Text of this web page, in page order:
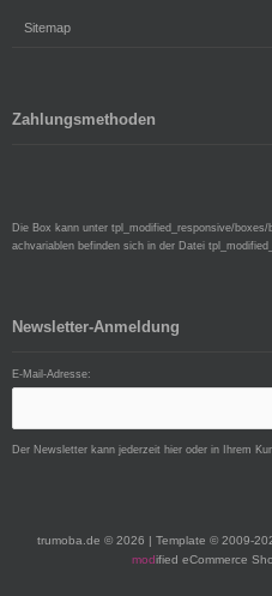
Sitemap
Zahlungsmethoden
Die Box kann unter tpl_modified_responsive/
achvariablen befinden sich in der Datei
Newsletter-Anmeldung
E-Mail-Adresse:
Der Newsletter kann jederzeit hier oder in Ihrem
trumoba.de © 2026 | Template © 2009-
modified eCommerce